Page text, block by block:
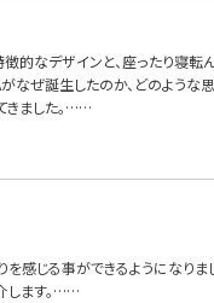
的なデザインと、座ったり寝
なぜ誕生したのか、どのような
きました。……
感じる事ができるようになりま
します。……